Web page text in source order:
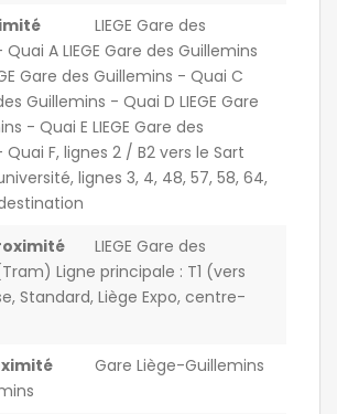
LIEGE Gare des
A LIEGE Gare des Guillemins
Gare des Guillemins - Quai C
Guillemins - Quai D LIEGE Gare
- Quai E LIEGE Gare des
F, lignes 2 / B2 vers le Sart
lignes 3, 4, 48, 57, 58, 64,
LIEGE Gare des
Ligne principale : T1 (vers
Standard, Liège Expo, centre-
Gare Liège-Guillemins